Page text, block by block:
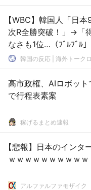
【WBC】韓国人「日
次R全勝突破！」→「
なさも1位…（ﾌﾞﾙﾌﾞﾙ
韓国の反応 | 海外トーク
高市政権、AIロボッ
で行程表素案
稼げるまとめ速報
【悲報】日本のイン
ｗｗｗｗｗｗｗｗｗｗ
アルファルファモザイク